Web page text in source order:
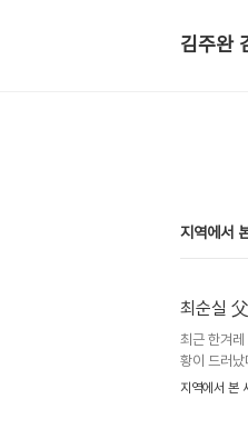
지역에서
최순실
최근 한겨
황이 드러
대한 관심
지역에서 본